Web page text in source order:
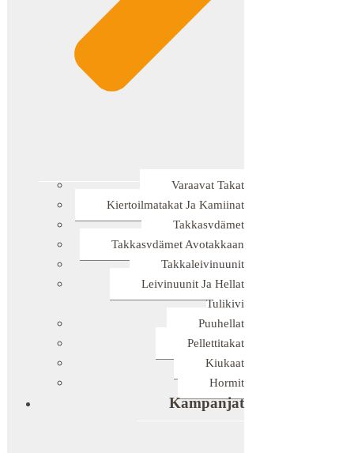
Varaavat Takat
Kiertoilmatakat Ja Kamiinat
Takkasydämet
Takkasydämet Avotakkaan
Takkaleivinuunit
Leivinuunit Ja Hellat
Tulikivi
Puuhellat
Pellettitakat
Kiukaat
Hormit
Kampanjat